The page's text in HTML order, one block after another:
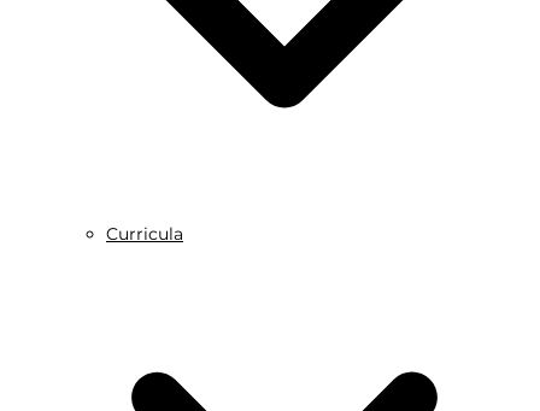
Curricula